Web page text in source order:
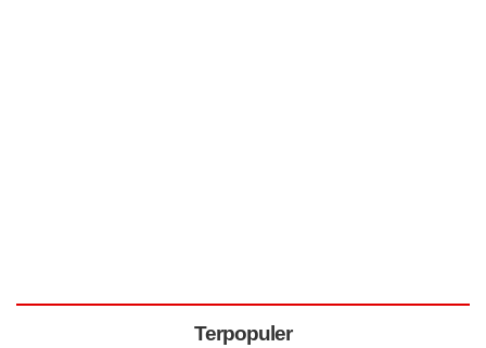
Terpopuler